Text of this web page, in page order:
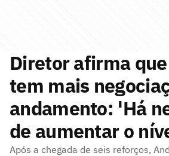
Diretor afirma
tem mais
andamento: 'Há
de aumentar o
Após a chegada de seis reforços,